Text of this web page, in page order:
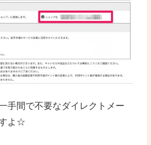
手間で不要なダイレクトメー
よ☆